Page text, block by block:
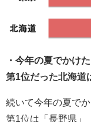
・今年の夏でかけ
第1位だった北海道
続いて今年の夏で
第1位は「長野県」